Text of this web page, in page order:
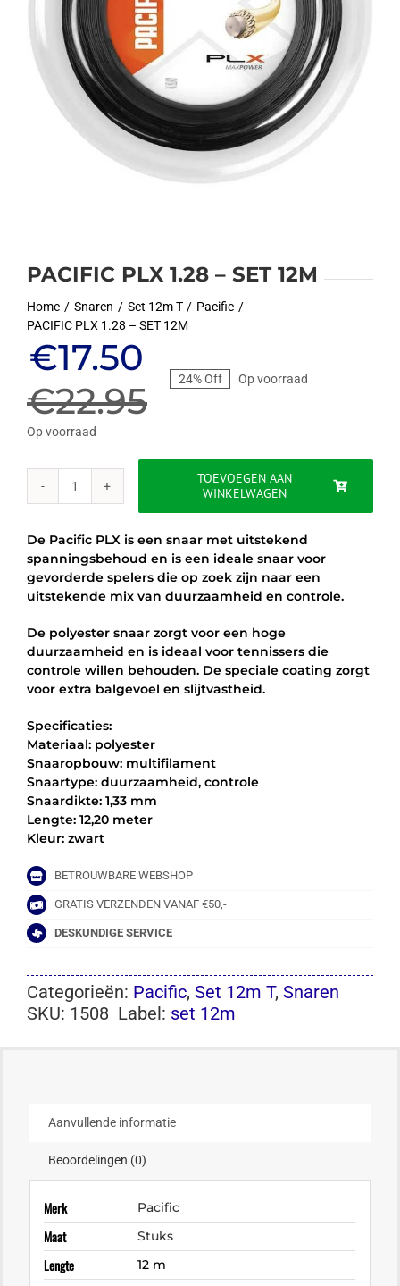
PACIFIC PLX 1.28 – SET 12M
Home Snaren Set 12m T
Pacific
PACIFIC PLX 1.28 – SET 12M
€22.95
Oorspronkelijke
prijs
was:
€22.95.
€17.50
Huidige
prijs
is:
€17.50.
24% Off Op voorraad
Op voorraad
PACIFIC
1.28
SET
12M
TOEVOEGEN AAN
WINKELWAGEN
De Pacific PLX is een snaar met uitstekend
spanningsbehoud en is een ideale snaar voor
gevorderde spelers die op zoek zijn naar een
uitstekende mix van duurzaamheid en controle.
De polyester snaar zorgt voor een hoge
duurzaamheid en is ideaal voor tennissers die
controle willen behouden. De speciale coating zorgt
voor extra balgevoel en slijtvastheid.
Specificaties:
Materiaal: polyester
Snaaropbouw: multifilament
Snaartype: duurzaamheid, controle
Snaardikte: 1,33 mm
Lengte: 12,20 meter
Kleur: zwart
BETROUWBARE WEBSHOP
GRATIS VERZENDEN VANAF €50,-
DESKUNDIGE SERVICE
Categorieën: Pacific, Set 12m T, Snaren
SKU: 1508 Label: set 12m
Aanvullende informatie
Beoordelingen (0)
Merk Pacific
Maat Stuks
Lengte 12 m